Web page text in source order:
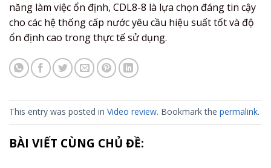
năng làm việc ổn định, CDL8-8 là lựa chọn đáng tin cậy
cho các hệ thống cấp nước yêu cầu hiệu suất tốt và độ
ổn định cao trong thực tế sử dụng.
This entry was posted in Video review. Bookmark the permalink.
BÀI VIẾT CÙNG CHỦ ĐỀ: